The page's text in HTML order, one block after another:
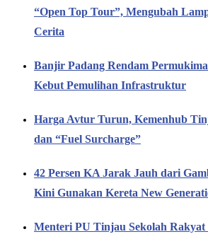
“Open Top Tour”, Mengubah
Cerita
Banjir Padang Rendam
Kebut Pemulihan Infrastruktur
Harga Avtur Turun, Kemenhub
dan “Fuel Surcharge”
42 Persen KA Jarak Jauh dari
Kini Gunakan Kereta New
Menteri PU Tinjau Sekolah Rakyat